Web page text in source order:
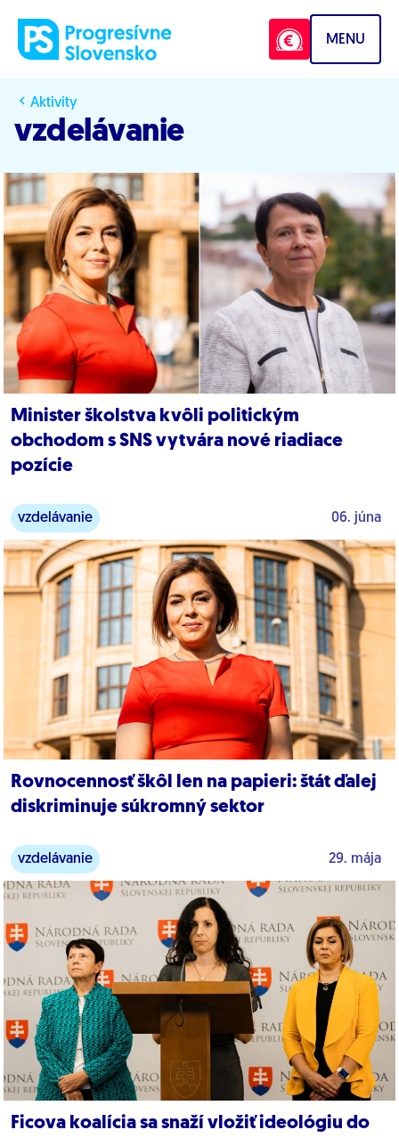
MENU
Aktivity
vzdelávanie
Minister školstva kvôli politickým
obchodom s SNS vytvára nové riadiace
pozície
vzdelávanie 06. júna
Rovnocennosť škôl len na papieri: štát ďalej
diskriminuje súkromný sektor
vzdelávanie 29. mája
Ficova koalícia sa snaží vložiť ideológiu do